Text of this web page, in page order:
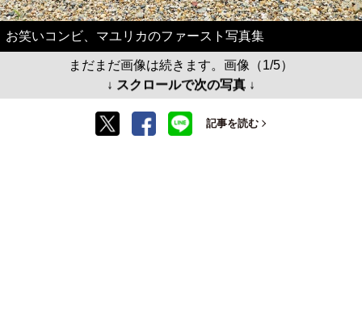
お笑いコンビ、マユリカのファースト写真集
まだまだ画像は続きます。画像（1/5）
↓ スクロールで次の写真 ↓
記事を読む